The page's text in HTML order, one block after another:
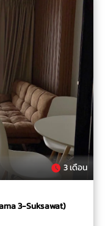
3 เดือน
3-Suksawat)